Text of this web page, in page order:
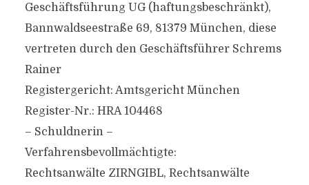
Geschäftsführung UG (haftungsbeschränkt),
Bannwaldseestraße 69, 81379 München, diese
vertreten durch den Geschäftsführer Schrems
Rainer
Registergericht: Amtsgericht München
Register-Nr.: HRA 104468
– Schuldnerin –
Verfahrensbevollmächtigte:
Rechtsanwälte ZIRNGIBL, Rechtsanwälte